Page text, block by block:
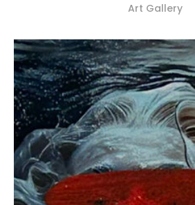
Art Gallery